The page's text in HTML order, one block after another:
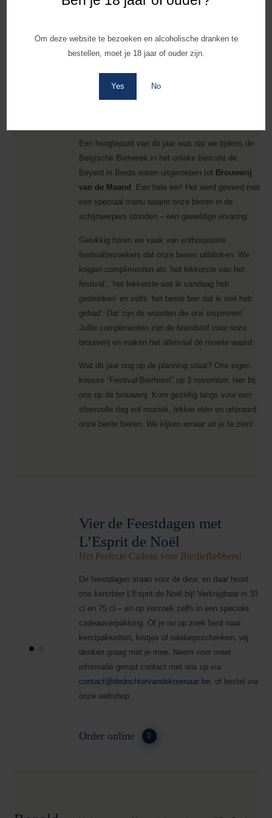
Om deze website te bezoeken en alcoholische dranken te
bestellen, moet je 18 jaar of ouder zijn.
Yes No
De festivalhype mag dan wat zijn afgenomen, maar
het of niet, er zijn nog steeds bierliefhebbers die
Een hoogtepunt van dit jaar was dat we tijdens de
Belgische Bierweek in het unieke biercafé de
Beyerd in Breda waren uitgeroepen tot Brouwerij
van de Maand . Een hele eer! Het werd gevierd met
een speciaal menu waarin onze bieren in de
schijnwerpers stonden – een geweldige ervaring.
Gelukkig horen we vaak van enthousiaste
festivalbezoekers dat onze bieren uitblinken. We
krijgen complimenten als ‘het lekkerste van het
festival’, ‘het lekkerste wat ik vandaag heb
gedronken’ en zelfs ‘het beste bier dat ik ooit heb
gehad’. Dat zijn de woorden die ons inspireren!
Jullie complimenten zijn de brandstof voor onze
brouwerij en maken het allemaal de moeite waard.
Wat dit jaar nog op de planning staat? Ons eigen
knusse “Festival/Bierfeest” op 3 november, hier bij
ons op de brouwerij. Kom gezellig langs voor een
sfeervolle dag vol muziek, lekker eten en uiteraard
onze beste bieren. We kijken ernaar uit je te zien!
Vier de Feestdagen met
L’Esprit de Noël
Het Perfecte Cadeau voor Bierliefhebbers!
De feestdagen staan voor de deur, en daar hoort
ons kerstbier L’Esprit de Noël bij! Verkrijgbaar in 33
cl en 75 cl – en op verzoek zelfs in een speciale
cadeauverpakking. Of je nu op zoek bent naar
kerstpakketten, kistjes of relatiegeschenken, wij
denken graag met je mee. Neem voor meer
informatie gerust contact met ons op via
contact@dedochtervandekorenaar.be, of bestel via
onze webshop
Order online